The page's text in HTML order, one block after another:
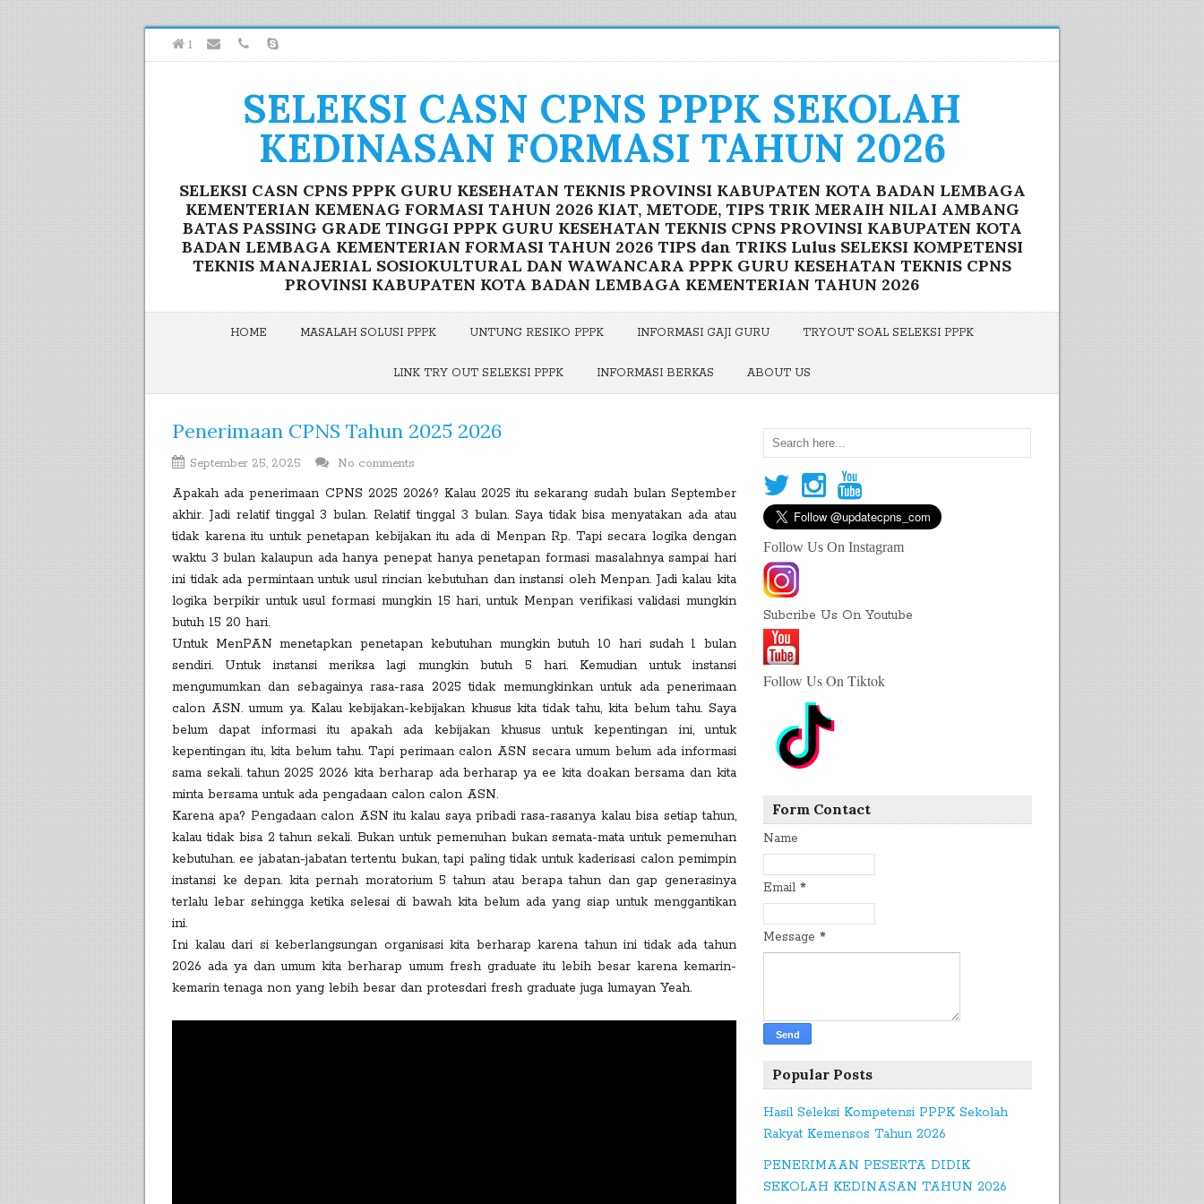
1
SELEKSI CASN CPNS PPPK SEKOLAH
KEDINASAN FORMASI TAHUN 2026
SELEKSI CASN CPNS PPPK GURU KESEHATAN TEKNIS PROVINSI KABUPATEN KOTA BADAN LEMBAGA
KEMENTERIAN KEMENAG FORMASI TAHUN 2026 KIAT, METODE, TIPS TRIK MERAIH NILAI AMBANG
BATAS PASSING GRADE TINGGI PPPK GURU KESEHATAN TEKNIS CPNS PROVINSI KABUPATEN KOTA
BADAN LEMBAGA KEMENTERIAN FORMASI TAHUN 2026 TIPS dan TRIKS Lulus SELEKSI KOMPETENSI
TEKNIS MANAJERIAL SOSIOKULTURAL DAN WAWANCARA PPPK GURU KESEHATAN TEKNIS CPNS
PROVINSI KABUPATEN KOTA BADAN LEMBAGA KEMENTERIAN TAHUN 2026
HOME MASALAH SOLUSI PPPK UNTUNG RESIKO PPPK INFORMASI GAJI GURU TRYOUT SOAL SELEKSI PPPK
LINK TRY OUT SELEKSI PPPK INFORMASI BERKAS ABOUT US
Penerimaan CPNS Tahun 2025 2026
September 25, 2025 No comments
Apakah ada penerimaan CPNS 2025 2026? Kalau 2025 itu sekarang sudah bulan September
akhir. Jadi relatif tinggal 3 bulan. Relatif tinggal 3 bulan. Saya tidak bisa menyatakan ada atau
tidak karena itu untuk penetapan kebijakan itu ada di Menpan Rp. Tapi secara logika dengan
waktu 3 bulan kalaupun ada hanya penepat hanya penetapan formasi masalahnya sampai hari
ini tidak ada permintaan untuk usul rincian kebutuhan dan instansi oleh Menpan. Jadi kalau kita
logika berpikir untuk usul formasi mungkin 15 hari, untuk Menpan verifikasi validasi mungkin
butuh 15 20 hari.
Untuk MenPAN menetapkan penetapan kebutuhan mungkin butuh 10 hari sudah 1 bulan
sendiri. Untuk instansi meriksa lagi mungkin butuh 5 hari. Kemudian untuk instansi
mengumumkan dan sebagainya rasa-rasa 2025 tidak memungkinkan untuk ada penerimaan
calon ASN. umum ya. Kalau kebijakan-kebijakan khusus kita tidak tahu, kita belum tahu. Saya
belum dapat informasi itu apakah ada kebijakan khusus untuk kepentingan ini, untuk
kepentingan itu, kita belum tahu. Tapi perimaan calon ASN secara umum belum ada informasi
sama sekali. tahun 2025 2026 kita berharap ada berharap ya ee kita doakan bersama dan kita
minta bersama untuk ada pengadaan calon calon ASN.
Karena apa? Pengadaan calon ASN itu kalau saya pribadi rasa-rasanya kalau bisa setiap tahun,
kalau tidak bisa 2 tahun sekali. Bukan untuk pemenuhan bukan semata-mata untuk pemenuhan
kebutuhan. ee jabatan-jabatan tertentu bukan, tapi paling tidak untuk kaderisasi calon pemimpin
instansi ke depan. kita pernah moratorium 5 tahun atau berapa tahun dan gap generasinya
terlalu lebar sehingga ketika selesai di bawah kita belum ada yang siap untuk menggantikan
ini.
Ini kalau dari si keberlangsungan organisasi kita berharap karena tahun ini tidak ada tahun
2026 ada ya dan umum kita berharap umum fresh graduate itu lebih besar karena kemarin-
kemarin tenaga non yang lebih besar dan protesdari fresh graduate juga lumayan Yeah.
Follow Us On Instagram
Subcribe Us On Youtube
Follow Us On Tiktok
Form Contact
Name
Email *
Message *
Popular Posts
Hasil Seleksi Kompetensi PPPK Sekolah
Rakyat Kemensos Tahun 2026
PENERIMAAN PESERTA DIDIK
SEKOLAH KEDINASAN TAHUN 2026